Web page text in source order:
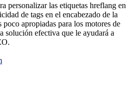
personalizar las etiquetas hreflang en
de tags en el encabezado de la
poco apropiadas para los motores de
solución efectiva que le ayudará a